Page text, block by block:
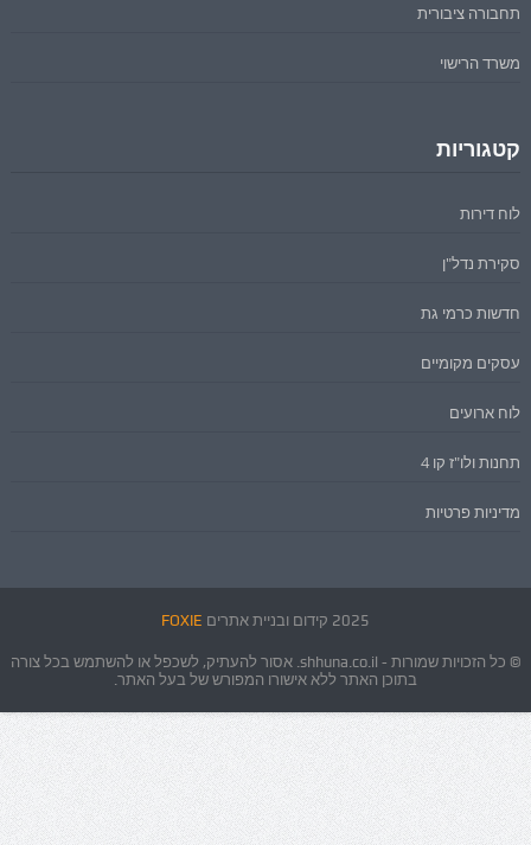
תחבורה ציבורית
משרד הרישוי
קטגוריות
לוח דירות
סקירת נדל"ן
חדשות כרמי גת
עסקים מקומיים
לוח ארועים
תחנות ולו"ז קו 4
מדיניות פרטיות
2025 קידום ובניית אתרים FOXIE
© כל הזכויות שמורות - shhuna.co.il. אסור להעתיק, לשכפל או להשתמש בכל צורה
בתוכן האתר ללא אישורו המפורש של בעל האתר.